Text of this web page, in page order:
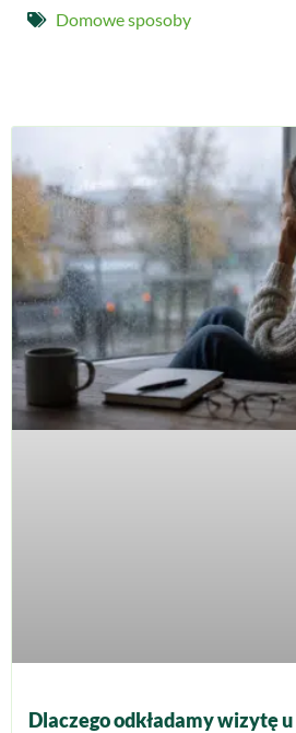
Domowe sposoby
Dlaczego odkładamy wizytę